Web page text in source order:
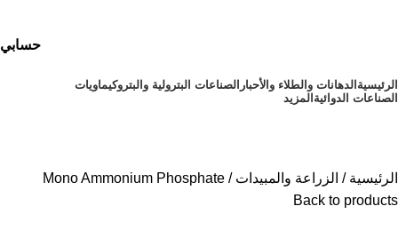
حسابي
الرئيسية ⁠الدهانات والطلاء والأحبار الصناعات البترولية والبتروكيماويات
الصناعات الدوائية المزيد
الرئيسية الزراعة والمبيدات Mono Ammonium Phosphate
Back to products